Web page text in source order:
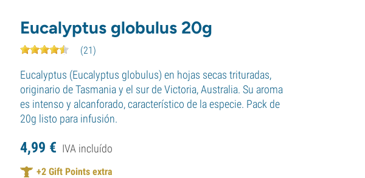
Eucalyptus globulus 20g
(21)
Eucalyptus (Eucalyptus globulus) en hojas secas trituradas,
originario de Tasmania y el sur de Victoria, Australia. Su aroma
es intenso y alcanforado, característico de la especie. Pack de
20g listo para infusión.
4,99 € IVA incluído
+2 Gift Points extra